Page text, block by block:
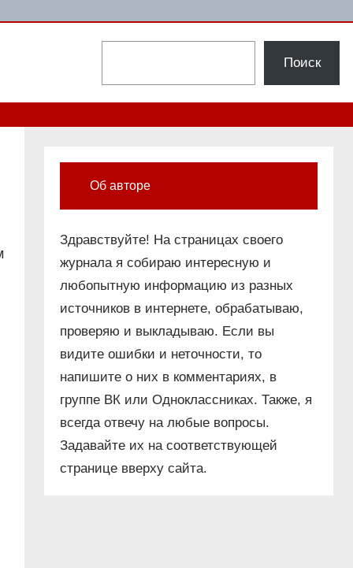
Поиск
Об авторе
Здравствуйте! На страницах своего
журнала я собираю интересную и
любопытную информацию из разных
источников в интернете, обрабатываю,
проверяю и выкладываю. Если вы
видите ошибки и неточности, то
напишите о них в комментариях, в
группе ВК или Одноклассниках. Также, я
всегда отвечу на любые вопросы.
Задавайте их на соответствующей
странице вверху сайта.